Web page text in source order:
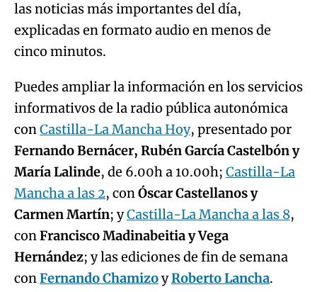
las noticias más importantes del día,
explicadas en formato audio en menos de
cinco minutos.
Puedes ampliar la información en los servicios
informativos de la radio pública autonómica
conCastilla-La Mancha Hoy, presentado por
Fernando Bernácer, Rubén García Castelbón y
María Lalinde, de 6.00h a 10.00h; Castilla-La
Mancha a las 2, conÓscar Castellanos y
Carmen Martín; yCastilla-La Mancha a las 8,
conFrancisco Madinabeitia y Vega
Hernández; y las ediciones de fin de semana
conFernando ChamizoyRoberto Lancha.